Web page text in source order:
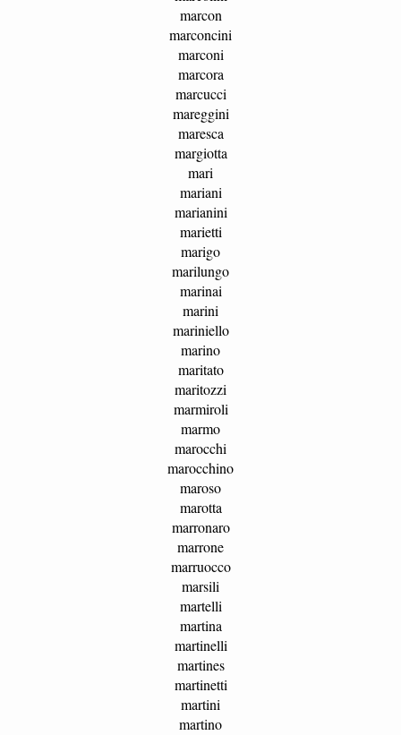
marcon
marconcini
marconi
marcora
marcucci
mareggini
maresca
margiotta
mari
mariani
marianini
marietti
marigo
marilungo
marinai
marini
mariniello
marino
maritato
maritozzi
marmiroli
marmo
marocchi
marocchino
maroso
marotta
marronaro
marrone
marruocco
marsili
martelli
martina
martinelli
martines
martinetti
martini
martino